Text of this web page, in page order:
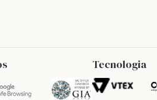
Relógio Victorinox Swiss Army Maverick
R$ 5.044,00
Tecnologia